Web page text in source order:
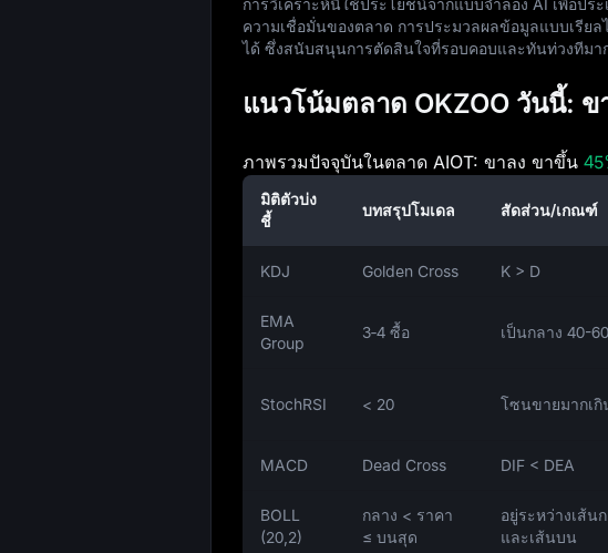
ความเชื่อมั่นของตลาด การประมวลผลข้อมูลแบบเรีย
ได้ ซึ่งสนับสนุนการตัดสินใจที่รอบคอบและทันท่วงทีมา
แนวโน้มตลาด OKZOO วันนี้:
ภาพรวมปัจจุบันในตลาด AIOT: ขาลง ขาขึ้น
มิติตัวบ่ง
ชี้
บทสรุปโมเดล สัดส่วน/เกณฑ์
KDJ Golden Cross K > D
EMA
Group
3‑4 ซื้อ เป็นกลาง 40-
StochRSI < 20 โซนขายมากเกิ
MACD Dead Cross DIF < DEA
BOLL
(20,2)
กลาง < ราคา
≤ บนสุด
อยู่ระหว่างเส้น
และเส้นบน